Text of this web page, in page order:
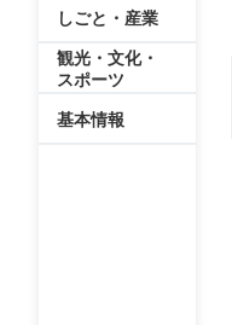
しごと・産業
観光・文化・
スポーツ
基本情報